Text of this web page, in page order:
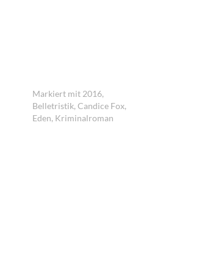
Markiert mit 2016,
Belletristik,Candice Fox,
Eden, Kriminalroman